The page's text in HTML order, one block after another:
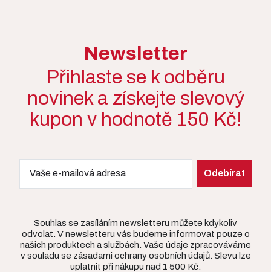
Newsletter
Přihlaste se k odběru
novinek a získejte slevový
kupon v hodnotě 150 Kč!
Souhlas se zasíláním newsletteru můžete kdykoliv
odvolat. V newsletteru vás budeme informovat pouze o
našich produktech a službách. Vaše údaje zpracováváme
v souladu se zásadami ochrany osobních údajů. Slevu lze
uplatnit při nákupu nad 1 500 Kč.